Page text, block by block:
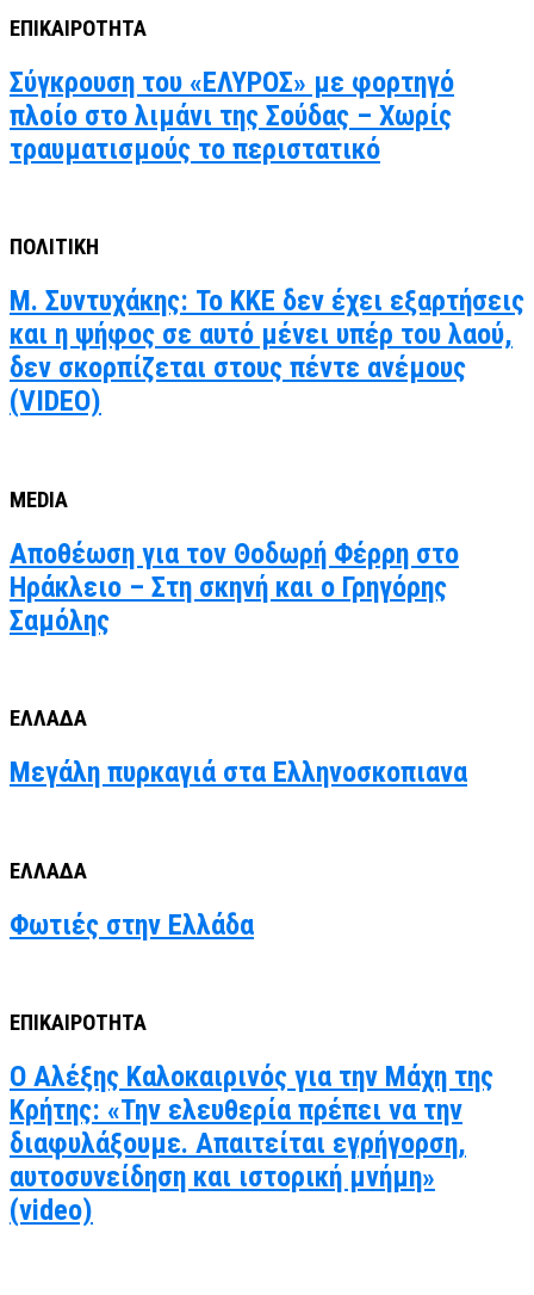
ΕΠΙΚΑΙΡΟΤΗΤΑ
Σύγκρουση του «ΕΛΥΡΟΣ» με φορτηγό
πλοίο στο λιμάνι της Σούδας – Χωρίς
τραυματισμούς το περιστατικό
ΠΟΛΙΤΙΚΗ
Μ. Συντυχάκης: Το ΚΚΕ δεν έχει εξαρτήσεις
και η ψήφος σε αυτό μένει υπέρ του λαού,
δεν σκορπίζεται στους πέντε ανέμους
(VIDEO)
MEDIA
Αποθέωση για τον Θοδωρή Φέρρη στο
Ηράκλειο – Στη σκηνή και ο Γρηγόρης
Σαμόλης
ΕΛΛΑΔΑ
Μεγάλη πυρκαγιά στα Ελληνοσκοπιανα
ΕΛΛΑΔΑ
Φωτιές στην Ελλάδα
ΕΠΙΚΑΙΡΟΤΗΤΑ
Ο Αλέξης Καλοκαιρινός για την Μάχη της
Κρήτης: «Την ελευθερία πρέπει να την
διαφυλάξουμε. Απαιτείται εγρήγορση,
αυτοσυνείδηση και ιστορική μνήμη»
(video)